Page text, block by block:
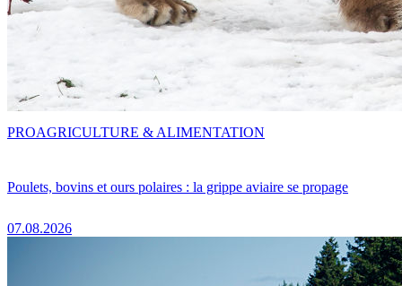
Poulets, bovins et ours polaires : la grippe aviaire se propage
07.08.2026
PROAGRICULTURE & ALIMENTATION